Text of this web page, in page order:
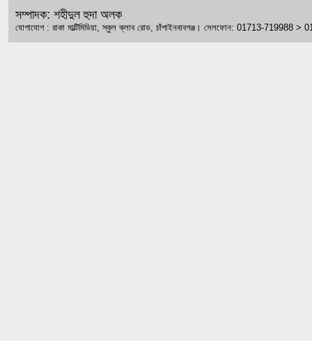
সম্পাদক: শহীদুল হুদা অলক
যোগাযোগ : রাকা মাল্টিমিডিয়া, স্কুল ক্লাব রোড, চাঁপাইনবাবগঞ্জ। সেলফোন: 01713-